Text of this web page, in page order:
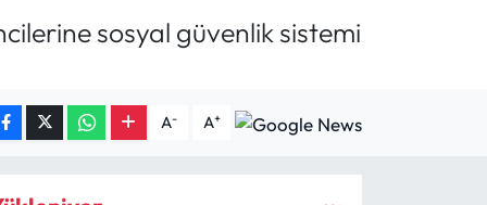
sosyal güvenlik sistemi
A- A+